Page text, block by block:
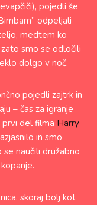
pojedli še
odpeljali
medtem ko
smo se odločili
dolgo v noč.
pojedli zajtrk in
– čas za igranje
prvi del filma Harry
in smo
naučili družabno
skoraj bolj kot